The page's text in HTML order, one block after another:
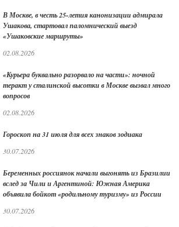
В Москве, в честь 25-летия канонизации адмирала
Ушакова, стартовал паломнический выезд
«Ушаковские маршруты»
02.08.2026
«Курьера буквально разорвало на части»: ночной
теракт у сталинской высотки в Москве вызвал много
вопросов
02.08.2026
Гороскоп на 31 июля для всех знаков зодиака
30.07.2026
Беременных россиянок начали выгонять из Бразилии
вслед за Чили и Аргентиной: Южная Америка
объявила бойкот «родильному туризму» из России
30.07.2026